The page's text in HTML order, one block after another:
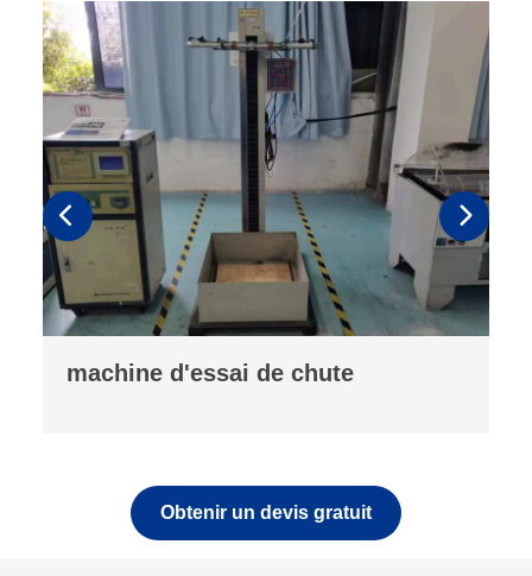
analyseur de fluorescence
Obtenir un devis gratuit